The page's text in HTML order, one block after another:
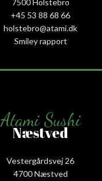
7500 Holstebro
+45 53 88 68 66
holstebro@atami.dk
Smiley rapport
Atami Sushi
Næstved
Vestergårdsvej 26
4700 Næstved